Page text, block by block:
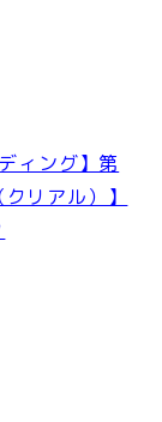
ィング】第
リアル）】